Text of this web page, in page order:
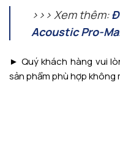
>>> Xem thêm:
Acoustic Pro-
► Quý khách hàng vui
sản phẩm phù hợp